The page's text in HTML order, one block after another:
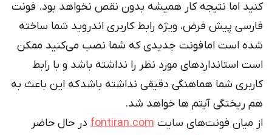
کنید اما نتیجه کار همیشه بدون نقص نخواهد بود. فونت
فارسی پیش فرض، ویژه رابط کاربری اندروید شما ساخته
شده است اما فونت جدیدی که شما نصب می‌کنید ممکن
است استانداردهای مورد نظر را نداشته باشد و با رابط
کاربری شما هماهنگی دقیقی نداشته باشد که این باعث به
هم ریختگی آیتم ها خواهد شد.
از میان فونت‌های سایتfontiran.comدر حال حاضر